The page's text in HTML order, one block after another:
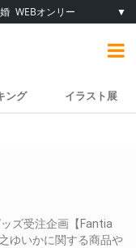
WEBオンリー ▼
ング イラスト展
ズ受注企画【Fantia
ゆいかに関する商品や